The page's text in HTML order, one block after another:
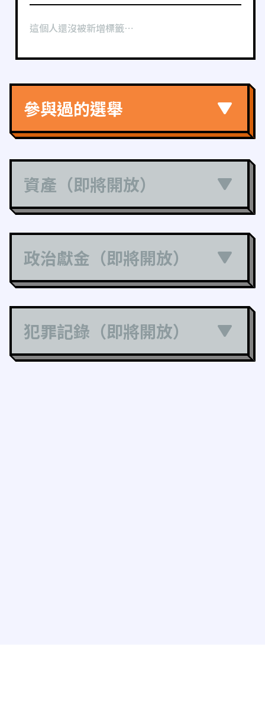
這個人還沒被新增標籤⋯
參與過的選舉
資產（即將開放）
政治獻金（即將開放）
犯罪記錄（即將開放）